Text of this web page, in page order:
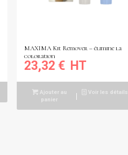
MAXIMA Kit Remover – élimine la
coloration
23,32 €
Ajouter au
panier
Voir les détails